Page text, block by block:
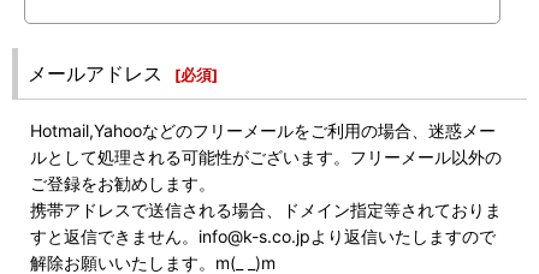
メールアドレス [必須]
Hotmail,Yahooなどのフリーメールをご利用の場合、迷惑メー
ルとして処理される可能性がございます。フリーメール以外の
ご登録をお勧めします。
携帯アドレスで送信される場合、ドメイン指定等されておりま
すと返信できません。info@k-s.co.jpより返信いたしますので
解除お願いいたします。m(_ _)m